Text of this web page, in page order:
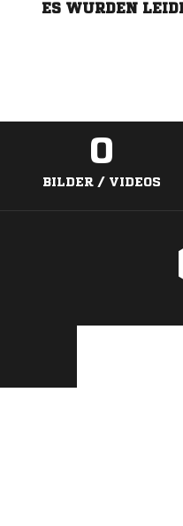
ES WURDEN
0
BILDER / VIDEOS